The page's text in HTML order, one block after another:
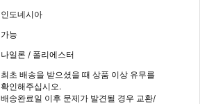
인도네시아
가능
나일론 / 폴리에스터
최초 배송을 받으셨을 때 상품 이상 유무를
확인해주십시오.
배송완료일 이후 문제가 발견될 경우 교환/